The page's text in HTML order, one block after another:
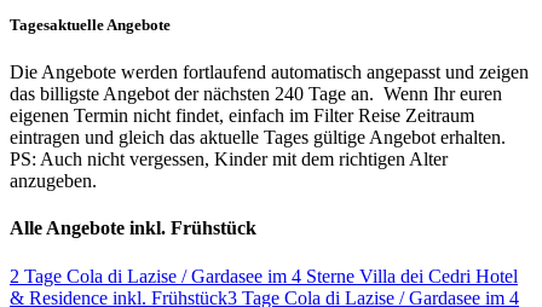
Tagesaktuelle Angebote
Die Angebote werden fortlaufend automatisch angepasst und zeigen
das billigste Angebot der nächsten 240 Tage an. Wenn Ihr euren
eigenen Termin nicht findet, einfach im Filter Reise Zeitraum
eintragen und gleich das aktuelle Tages gültige Angebot erhalten.
PS: Auch nicht vergessen, Kinder mit dem richtigen Alter
anzugeben.
Alle Angebote inkl. Frühstück
2 Tage Cola di Lazise / Gardasee im 4 Sterne Villa dei Cedri Hotel
& Residence inkl. Frühstück3 Tage Cola di Lazise / Gardasee im 4